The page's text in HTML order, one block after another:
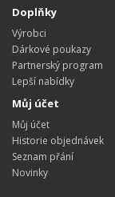
Doplňky
Výrobci
Dárkové poukazy
Partnerský program
Lepší nabídky
Můj účet
Můj účet
Historie objednávek
Seznam přání
Novinky